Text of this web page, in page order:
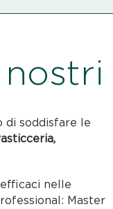
di soddisfare le
nelle
Master